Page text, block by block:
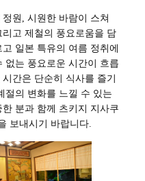
원, 시원한 바람이 스쳐
고 제철의 풍요로움을 담
일본 특유의 여름 정취에
없는 풍요로운 시간이 흐릅
간은 단순히 식사를 즐기
절의 변화를 느낄 수 있는
분과 함께 츠키지 지사쿠
보내시기 바랍니다.